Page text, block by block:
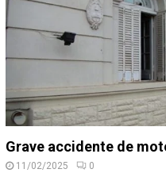
Grave accidente de
11/02/2025 0